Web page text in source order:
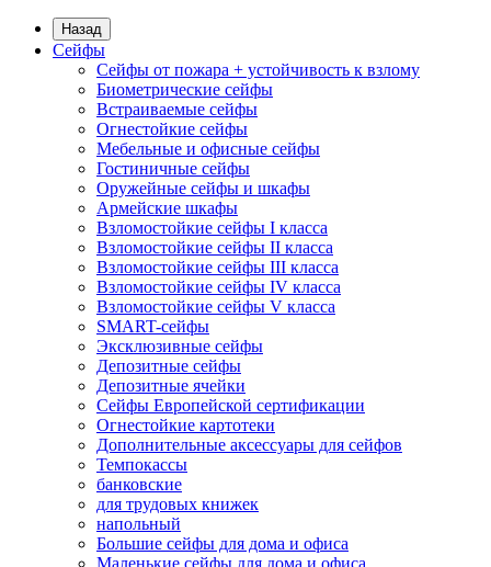
Назад
Сейфы
Сейфы от пожара + устойчивость к взлому
Биометрические сейфы
Встраиваемые сейфы
Огнестойкие сейфы
Мебельные и офисные сейфы
Гостиничные сейфы
Оружейные сейфы и шкафы
Армейские шкафы
Взломостойкие сейфы I класса
Взломостойкие сейфы II класса
Взломостойкие сейфы III класса
Взломостойкие сейфы IV класса
Взломостойкие сейфы V класса
SMART-сейфы
Эксклюзивные сейфы
Депозитные сейфы
Депозитные ячейки
Сейфы Европейской сертификации
Огнестойкие картотеки
Дополнительные аксессуары для сейфов
Темпокассы
банковские
для трудовых книжек
напольный
Большие сейфы для дома и офиса
Маленькие сейфы для дома и офиса